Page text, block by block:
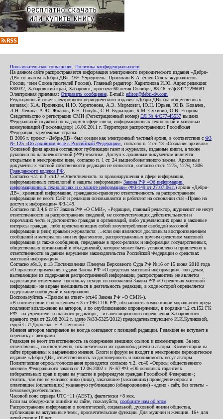
Пользовательское соглашение Политика конфиденциальности
На данном сайте распространяется информация электронного периодического издания «Дебри-
ДВ» со знаком «Дебри-ДВ». 16+ Учредитель: Пронякин К.А. (член Союза журналистов
России, член Союза писателей России). Главный редактор: Харитонова И.Ю. Адрес редакции:
680032, Хабаровский край, Хабаровск, проспект 60-летия Октября, 88-46, т./ф.84212296081.
Электронная приемная: Отправить сообщение . E-mail: editor@debri-dv.com
Редакционный совет электронного периодического издания «Дебри-ДВ» (на общественных
началах): К.А. Пронякин, И.Ю. Харитонова, А.Э. Мирмович, Ю.Н. Юрьев, Ю.В. Ковалев,
Л.Н. Левина, А.Ю. Жданов, Е.Н. Голубь, С.Н. Бурындин, Б.М. Сухинин, О.В. Егорова
Свидетельство о регистрации СМИ (Регистрационный номер) ЭЛ № ФС77-45537 выдано
Федеральной службой по надзору в сфере связи, информационных технологий и массовых
коммуникаций (Роскомнадзор) 16.06.2011 г. Территория распространения: Российская
Федерация, зарубежные страны.
В 2006 г. проект «Дебри-ДВ» был создан как электронный частный архив, в соответствии с ФЗ
№ 125 «Об архивном деле в Российской Федерации» , согласно п. 2 ст. 13 «Создание архивов».
Основной фонд архива составляют публикации газет и журналов, изданные книги, а также
рукописи по дальневосточной (РФ) тематике. Доступ к архивным документам является
открытым в электронном виде, согласно п. 1 ст. 24 вышеобозначенного закона. Архивные
документы к частной собственности редакции не относятся, согласно ст.ст. 1275, 1276, 1306
Гражданского кодекса РФ
Согласно ч.2. п.3. ст.17 «Ответственность за правонарушения в сфере информации,
информационных технологий и защиты информации» Закона РФ «Об информации,
информационных технологиях и о защите информации» (ФЗ-149 от 27.07.06 г.) архив «Дебри-
ДВ», хранящий информацию, гражданско-правовую ответственность за распространение
информации не несет. Сайт и редакция основываются и работают на основании ст.8 «Право на
доступ к информации» ФЗ-149.
Согласно пп.3,4,6 ст.57 Закона РФ «О СМИ», «Редакция, главный редактор, журналист не несут
ответственности за распространение сведений, не соответствующих действительности и
порочащих честь и достоинство граждан и организаций, либо ущемляющих права и законные
интересы граждан, либо представляющих собой злоупотребление свободой массовой
информации и (или) правами журналиста: ...если они являются дословным воспроизведением
сообщений и материалов или их фрагментов, распространенных другим средством массовой
информации (а также сообщения, переданные в пресс-релизах и информация государственных,
общественных организаций и объединений), которое может быть установлено и привлечено к
ответственности за данное нарушение законодательства Российской Федерации о средствах
массовой информации».
Согласно абз.3, п.13 Постановления Пленума Верховного Суда РФ №16 от 15 июня 2010 года
«О практике применения судами Закона РФ «О средствах массовой информации», «по делам,
вытекающим из содержания распространенной информации, распространитель не является
надлежащим ответчиком, поскольку исходя из положений Закона РФ «О средствах массовой
информации» не вправе вмешиваться в деятельность редакции, в ходе которой определяется
содержание сообщений и материалов».
Воспользуйтесь «Правом на ответ» (ст.46 Закона РФ «О СМИ»).
«В соответствии с положением ч.3 ст.196 ГПК РФ, обязанность компенсации морального вреда
подлежит возложению на авторов, а по опубликованию опровержения, в порядке ч.2 ст.152 ГК
РФ - на учредителя и главного редактор», - из апелляционного определения Хабаровского
краевого суда от 22.08.2012 г. (дело №33-5325/2012) председательствующего И.И.Куликовой,
судей С.И.Дорожко, Н.В.Пестовой.
Мнения авторов материалов не всегда совпадают с позицией редакции. Редакция не вступает в
переписку с авторами.
Редакция не несет ответственность за содержание внешних ссылок и комментариев. За них
ответственны, соответственно, исключительно их правообладатели и авторы. Комментарии на
сайте приравнены к выражению мнения. Блоги и форум не входят в электронное периодическое
издание «Дебри-ДВ», ответственность за достоверность и наполняемость несут авторы.
Политические опросы/голосования проводятся согласно ч.2. ст.46 «Опросы общественного
мнения» Федерального закона от 12.06.2002 г. № 67-ФЗ «Об основных гарантиях
избирательных прав и права на участие в референдуме граждан Российской Федерации»;
считать, там где не указано: лицо (лица), заказавшее (заказавших) проведение опроса и
оплатившее (оплативших) указанную публикацию (обнародование) - едино - сайт, без оплаты -
безвозмездно/бесплатно.
Часовой пояс сервера UTC+11 (AEST), фактически +8 мск.
Если вы обнаружили ошибки на сайте, пожалуйста, сообщите нам об этом
Распространение информации о политической, социальной, духовной жизни общества,
публикации на актуальные темы, просветительские функции. Для мужчин и женщин. 16+ для
детей старше 16 лет.